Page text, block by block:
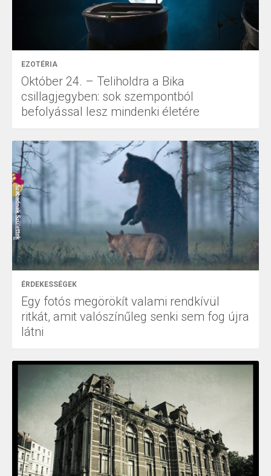
EZOTÉRIA
Október 24. – Teliholdra a Bika
csillagjegyben: sok szempontból
befolyással lesz mindenki életére
ÉRDEKESSÉGEK
Egy fotós megörökít valami rendkívül
ritkát, amit valószínűleg senki sem fog újra
látni